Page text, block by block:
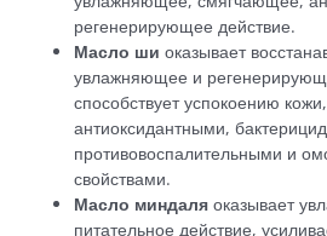
регенерирующее действие.
Масло ши оказывает
увлажняющее и
способствует успокоению
антиоксидантными,
противовоспалительными и
свойствами.
Масло миндаля оказывает
питательное действие,